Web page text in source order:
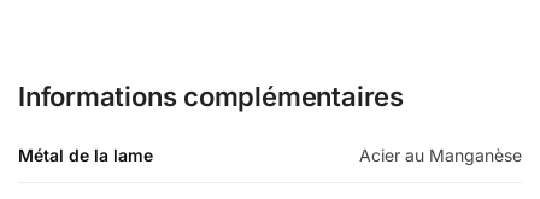
Informations complémentaires
Métal de la lame Acier au Manganèse